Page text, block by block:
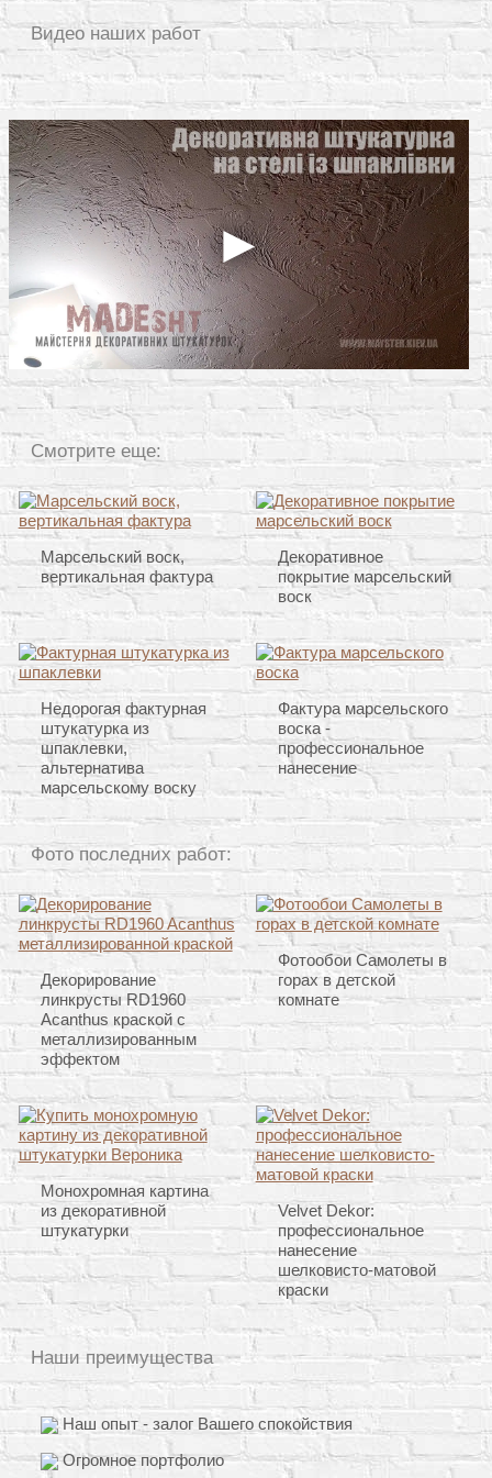
Видео наших работ
Смотрите еще:
Марсельский воск,
вертикальная фактура
Декоративное
покрытие марсельский
воск
Недорогая фактурная
штукатурка из
шпаклевки,
альтернатива
марсельскому воску
Фактура марсельского
воска -
профессиональное
нанесение
Фото последних работ:
Декорирование
линкрусты RD1960
Acanthus краской с
металлизированным
эффектом
Фотообои Самолеты в
горах в детской
комнате
Монохромная картина
из декоративной
штукатурки
Velvet Dekor:
профессиональное
нанесение
шелковисто-матовой
краски
Наши преимущества
Наш опыт - залог Вашего спокойствия
Огромное портфолио